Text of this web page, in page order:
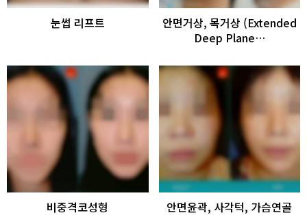
눈썹 리프트
안면거상, 목거상 (Extended
Deep Plane…
비중격코성형
안면윤곽, 사각턱, 가슴연골